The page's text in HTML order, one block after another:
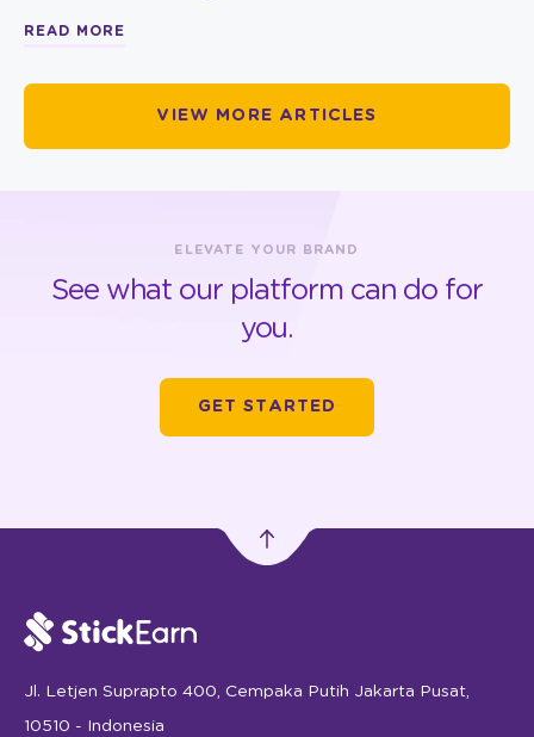
READ MORE
VIEW MORE ARTICLES
ELEVATE YOUR BRAND
See what our platform can do for
you.
GET STARTED
Jl. Letjen Suprapto 400, Cempaka Putih Jakarta Pusat,
10510 - Indonesia